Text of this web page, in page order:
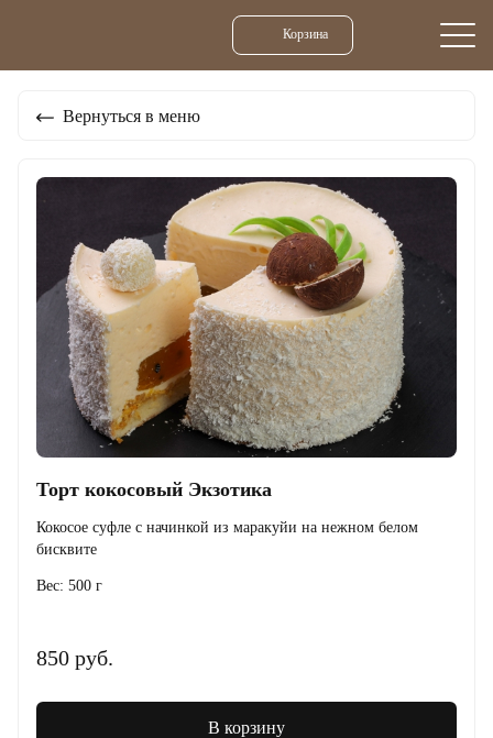
Корзина
Вернуться в меню
Торт кокосовый Экзотика
Кокосое суфле с начинкой из маракуйи на нежном белом
бисквите
Вес: 500 г
850 руб.
В корзину